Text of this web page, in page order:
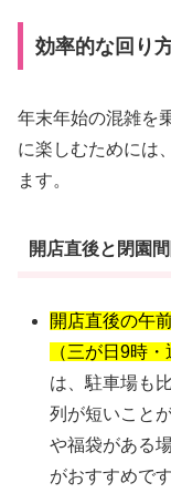
効率的な回り
年末年始の混雑を
に楽しむためには、
ます。
開店直後と閉園
開店直後の午
（三が日9時
は、駐車場も
列が短いこと
や福袋がある
がおすすめです